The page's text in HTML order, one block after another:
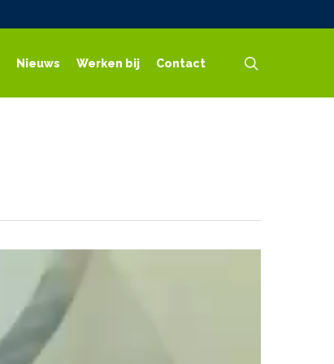
Nieuws Werken bij Contact